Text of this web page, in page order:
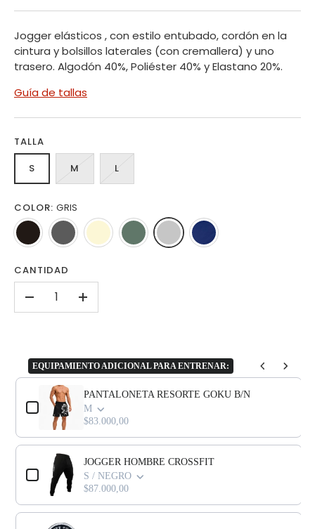
Jogger elásticos , con estilo entubado, cordón en la
cintura y bolsillos laterales (con cremallera) y uno
trasero. Algodón 40%, Poliéster 40% y Elastano 20%.
Guía de tallas
TALLA
S
M L
COLOR:GRIS
CANTIDAD
+
EQUIPAMIENTO ADICIONAL PARA ENTRENAR:
Use the Previous and Next buttons to navigate through product
PANTALONETA RESORTE GOKU B/N
M
$83.000,00
JOGGER HOMBRE CROSSFIT
S / NEGRO
$87.000,00